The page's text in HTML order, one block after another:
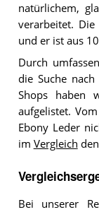
natürlichem,
verarbeitet.
und er ist aus
Durch
die Suche
Shops haben
aufgelistet.
Ebony Leder
im Vergleich
Bei unserer